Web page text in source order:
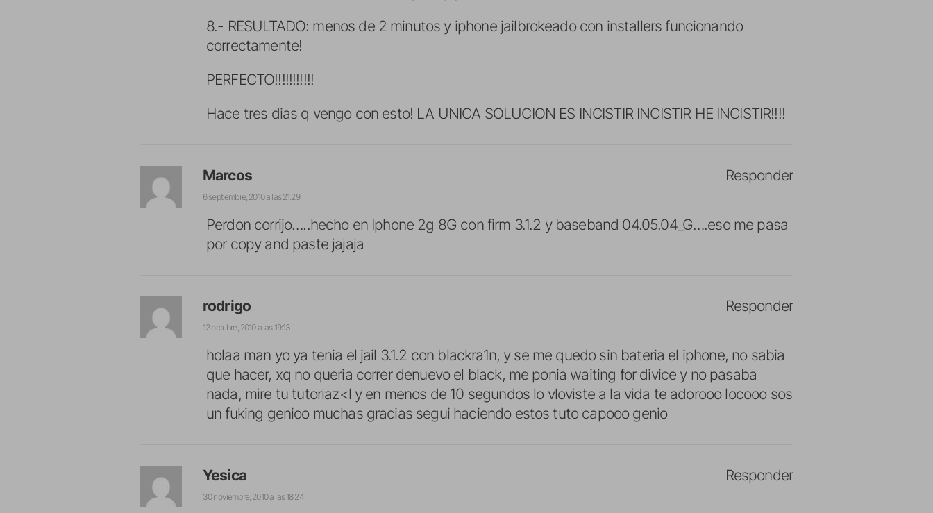
8.- RESULTADO: menos de 2 minutos y iphone jailbrokeado con installers funcionando
correctamente!
PERFECTO!!!!!!!!!!!
Hace tres dias q vengo con esto! LA UNICA SOLUCION ES INCISTIR INCISTIR HE INCISTIR!!!!
Marcos
6 septiembre, 2010 a las 21:29
Perdon corrijo…..hecho en Iphone 2g 8G con firm 3.1.2 y baseband 04.05.04_G….eso me pasa
por copy and paste jajaja
Responder
rodrigo
12 octubre, 2010 a las 19:13
holaa man yo ya tenia el jail 3.1.2 con blackra1n, y se me quedo sin bateria el iphone, no sabia
que hacer, xq no queria correr denuevo el black, me ponia waiting for divice y no pasaba
nada, mire tu tutoriaz<l y en menos de 10 segundos lo vloviste a la vida te adorooo locooo sos
un fuking genioo muchas gracias segui haciendo estos tuto capooo genio
Responder
Yesica
30 noviembre, 2010 a las 18:24
Responder